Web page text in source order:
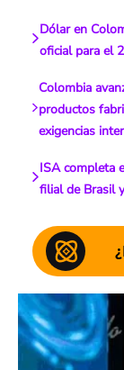
Dólar en
oficial para el
Colombia
productos
exigencias
ISA completa
filial de Brasil